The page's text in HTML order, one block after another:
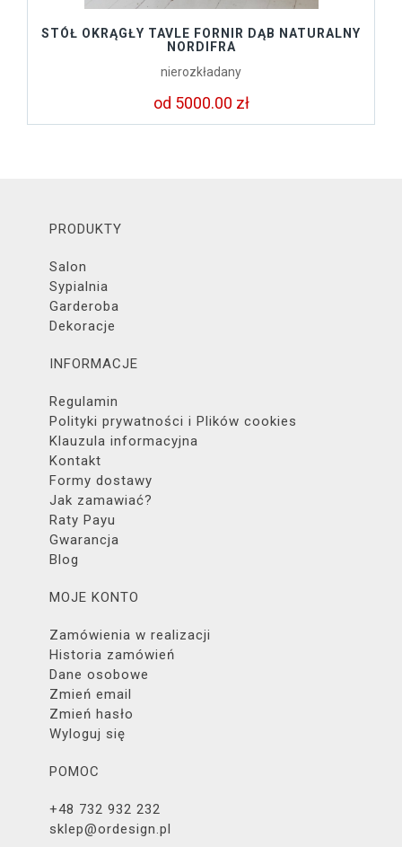
STÓŁ OKRĄGŁY TAVLE FORNIR DĄB NATURALNY
NORDIFRA
nierozkładany
od 5000.00 zł
PRODUKTY
Salon
Sypialnia
Garderoba
Dekoracje
INFORMACJE
Regulamin
Polityki prywatności i Plików cookies
Klauzula informacyjna
Kontakt
Formy dostawy
Jak zamawiać?
Raty Payu
Gwarancja
Blog
MOJE KONTO
Zamówienia w realizacji
Historia zamówień
Dane osobowe
Zmień email
Zmień hasło
Wyloguj się
POMOC
+48 732 932 232
sklep@ordesign.pl